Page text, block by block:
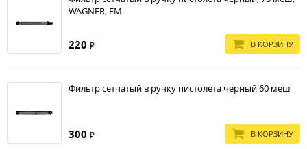
WAGNER, FM
220 ₽ В КОРЗИНУ
Фильтр сетчатый в ручку пистолета черный 60 меш
300 ₽ В КОРЗИНУ